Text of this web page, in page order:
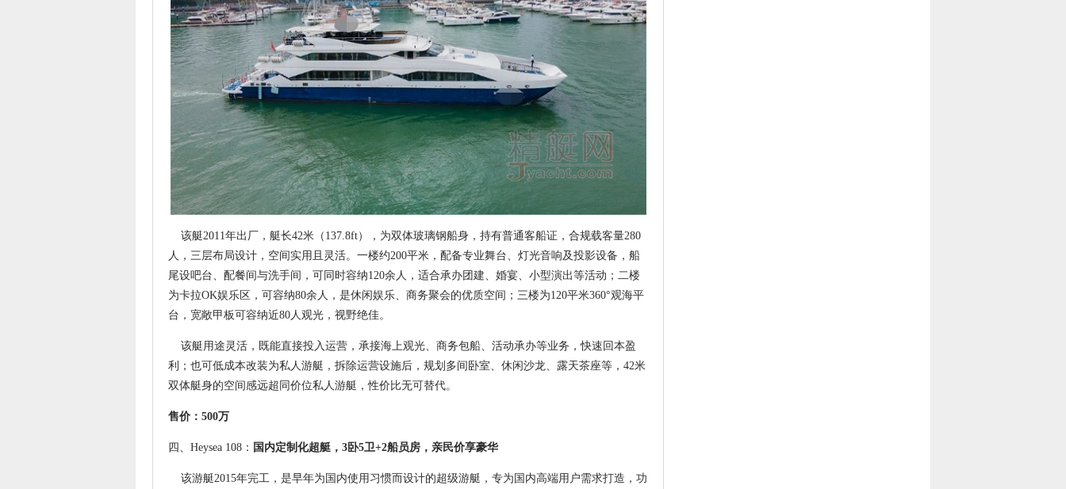
该艇2011年出厂，艇长42米（137.8ft），为双体玻璃钢船身，持有普通客船证，合规载客量280
人，三层布局设计，空间实用且灵活。一楼约200平米，配备专业舞台、灯光音响及投影设备，船
尾设吧台、配餐间与洗手间，可同时容纳120余人，适合承办团建、婚宴、小型演出等活动；二楼
为卡拉OK娱乐区，可容纳80余人，是休闲娱乐、商务聚会的优质空间；三楼为120平米360°观海平
台，宽敞甲板可容纳近80人观光，视野绝佳。
该艇用途灵活，既能直接投入运营，承接海上观光、商务包船、活动承办等业务，快速回本盈
利；也可低成本改装为私人游艇，拆除运营设施后，规划多间卧室、休闲沙龙、露天茶座等，42米
双体艇身的空间感远超同价位私人游艇，性价比无可替代。
售价：500万
四、Heysea 108： 国内定制化超艇，3卧5卫+2船员房，亲民价享豪华
该游艇2015年完工，是早年为国内使用习惯而设计的超级游艇，专为国内高端用户需求打造，功